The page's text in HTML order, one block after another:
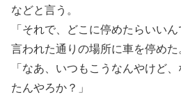
などと言う。
「それで、どこに停めたらいいん
言われた通りの場所に車を停めた
「なあ、いつもこうなんやけど
たんやろか？」